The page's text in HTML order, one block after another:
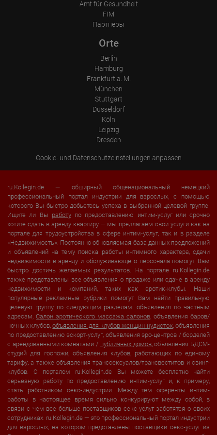
Amt für Gesundheit
FIM
Партнеры
Orte
Berlin
Hamburg
Frankfurt a. M.
München
Stuttgart
Düsseldorf
Köln
Leipzig
Dresden
Cookie- und Datenschutzeinstellungen anpassen
ru.Kollegin.de — обширный общенациональный немецкий
профессиональный портал индустрии для взрослых, с помощью
которого Вы быстро добьетесь успеха в выбранной целевой группе.
Ищите ли Вы работупо предоставлению интим-услуг или срочно
хотите сдать в аренду квартиру — мы предлагаем свои услуги как на
портале для трудоустройства в сфере интим-услуг, так и в разделе
«Недвижимость». Постоянно обновляемая база данных предложений
и объявлений на тему поиска работы интимного характера, сдачи
недвижимости в аренду и обслуживающего персонала помогут Вам
быстро достичь желаемых результатов. На портале ru.Kollegin.de
также представлены все объявления о продаже или сдаче в аренду
недвижимости и компаний, таких как эротик-клубы. Наши
популярные рекламные рубрики помогут Вам найти правильную
целевую группу по следующим разделам: объявления по частным
адресам, Салон эротического массажа салонов, объявления баров/
ночных клубов,объявления для клубов женщин-нудисток, объявления
по предоставлению эскорт-услуг, объявления эро-центров / борделей
с арендованными комнатами / публичных домов, объявления БДСМ-
студий для госпожи, объявления клубов, работающих по единому
тарифу, а также объявления транссексуалов/трансвеститов и свинг-
клубов. С порталом ru.Kollegin.de Вы можете бесплатно найти
серьезную работу по предоставлению интим-услуг и, к примеру,
стать работником секс-индустрии. Между тем оференты интим-
работы в настоящее время сильно конкурируют между собой, в
связи с чем все больше поставщиков секс-услуг заботятся о своих
сотрудниках. ru.Kollegin.de — это профессиональный портал индустрии
для взрослых, на котором представлены поставщики секс-услуг из